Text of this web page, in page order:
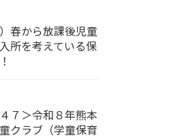
春から放課後児童
所を考えている保
７＞令和８年熊本
クラブ（学童保育